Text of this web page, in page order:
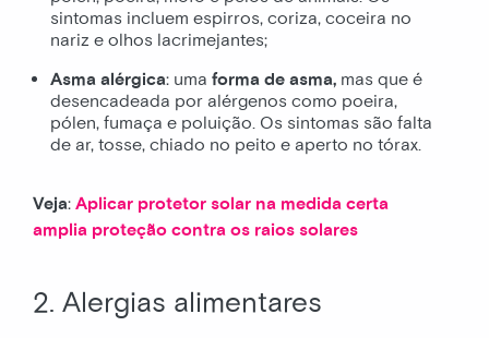
sintomas incluem espirros, coriza, coceira no
nariz e olhos lacrimejantes;
Asma alérgica: uma forma de asma, mas que é
desencadeada por alérgenos como poeira,
pólen, fumaça e poluição. Os sintomas são falta
de ar, tosse, chiado no peito e aperto no tórax.
Veja: Aplicar protetor solar na medida certa
amplia proteção contra os raios solares
2. Alergias alimentares